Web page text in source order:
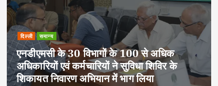
दिल्ली राष्ट्रीय समान्य
आजादी के 79 वर्ष पूर्ण होने पर एनसीसी ने
साइक्लोथॉन-2026, फिटनेस और पर्यावरण
का दिया संदेश